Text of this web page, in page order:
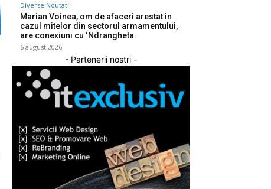
Diverse Noutati
Marian Voinea, om de afaceri arestat în
cazul mitelor din sectorul armamentului,
are conexiuni cu ‘Ndrangheta.
6 august 2026
- Partenerii nostri -